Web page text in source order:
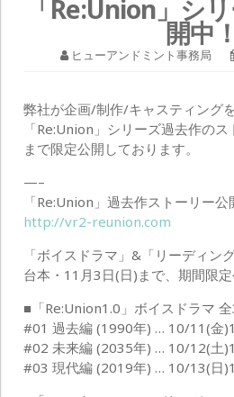
「Re:Union」シ
開中！
ヒューアンドミント事務局
弊社が企画/制作/キャスティング
「Re:Union」シリーズ過去作の
まで限定公開しております。
—–
「Re:Union」過去作ストーリー公
http://vr2-reunion.com
「ボイスドラマ」&「リーディン
台本・11月3日(日)まで、期間限定
■「Re:Union1.0」ボイスドラマ
#01 過去編 (1990年) … 10/11(金
#02 未来編 (2035年) … 10/12(土
#03 現代編 (2019年) … 10/13(日